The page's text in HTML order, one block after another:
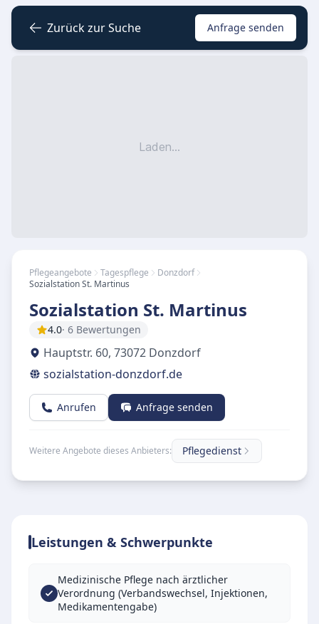
Zurück zur Suche Anfrage senden
Laden...
Pflegeangebote Tagespflege
Donzdorf
Sozialstation St. Martinus
Sozialstation St. Martinus
4.0· 6 Bewertungen
Hauptstr. 60, 73072 Donzdorf
sozialstation-donzdorf.de
Anrufen Anfrage senden
Weitere Angebote dieses Anbieters: Pflegedienst
Leistungen & Schwerpunkte
Medizinische Pflege nach ärztlicher
Verordnung (Verbandswechsel, Injektionen,
Medikamentengabe)